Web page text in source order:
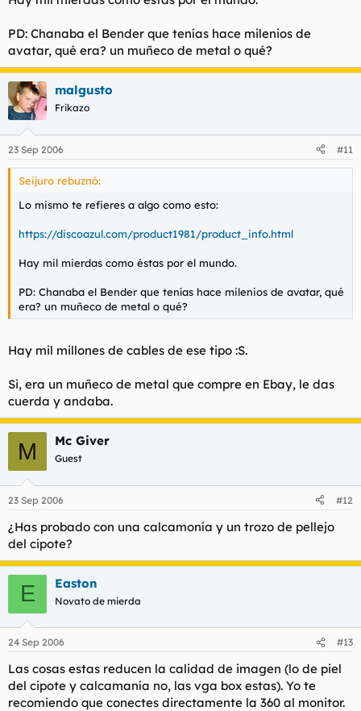
PD: Chanaba el Bender que tenías hace milenios de
avatar, qué era? un muñeco de metal o qué?
malgusto
Frikazo
23 Sep 2006 #11
Seijuro rebuznó:
Lo mismo te refieres a algo como esto:
https://discoazul.com/product1981/product_info.html
Hay mil mierdas como éstas por el mundo.
PD: Chanaba el Bender que tenías hace milenios de avatar, qué
era? un muñeco de metal o qué?
Hay mil millones de cables de ese tipo :S.
Si, era un muñeco de metal que compre en Ebay, le das
cuerda y andaba.
M Mc Giver
Guest
23 Sep 2006 #12
¿Has probado con una calcamonía y un trozo de pellejo
del cipote?
E Easton
Novato de mierda
24 Sep 2006 #13
Las cosas estas reducen la calidad de imagen (lo de piel
del cipote y calcamanía no, las vga box estas). Yo te
recomiendo que conectes directamente la 360 al monitor.